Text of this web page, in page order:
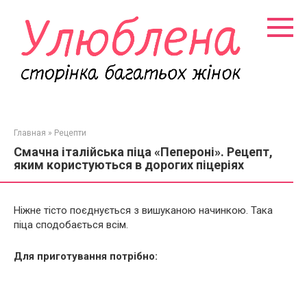
контенту
Главная » Рецепти
Смачна італійська піца «Пепероні». Рецепт,
яким користуються в дорогих піцеріях
Ніжне тісто поєднується з вишуканою начинкою. Така
піца сподобається всім.
Для приготування потрібно: